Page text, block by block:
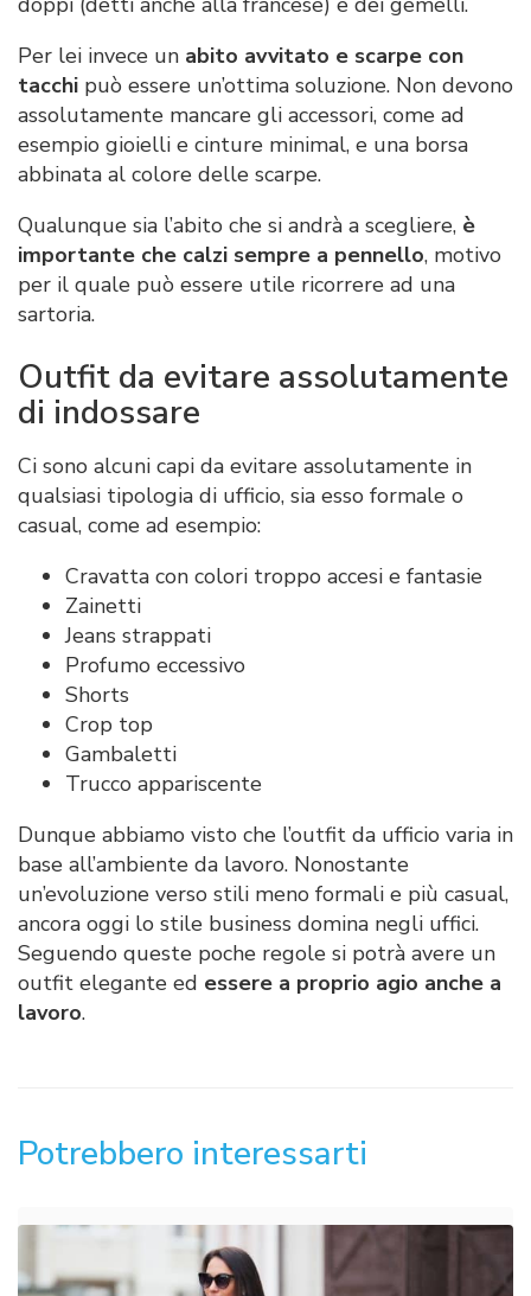
Per lei invece un abito avvitato e scarpe con
tacchi può essere un’ottima soluzione. Non devono
assolutamente mancare gli accessori, come ad
esempio gioielli e cinture minimal, e una borsa
abbinata al colore delle scarpe.
Qualunque sia l’abito che si andrà a scegliere, è
importante che calzi sempre a pennello, motivo
per il quale può essere utile ricorrere ad una
sartoria.
Outfit da evitare assolutamente
di indossare
Ci sono alcuni capi da evitare assolutamente in
qualsiasi tipologia di ufficio, sia esso formale o
casual, come ad esempio:
Cravatta con colori troppo accesi e fantasie
Zainetti
Jeans strappati
Profumo eccessivo
Shorts
Crop top
Gambaletti
Trucco appariscente
Dunque abbiamo visto che l’outfit da ufficio varia in
base all’ambiente da lavoro. Nonostante
un’evoluzione verso stili meno formali e più casual,
ancora oggi lo stile business domina negli uffici.
Seguendo queste poche regole si potrà avere un
outfit elegante ed essere a proprio agio anche a
lavoro.
Potrebbero interessarti